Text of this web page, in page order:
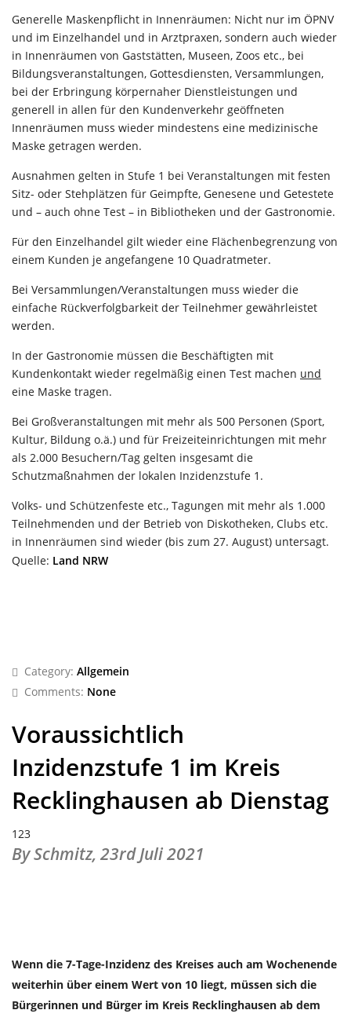
Generelle Maskenpflicht in Innenräumen: Nicht nur im ÖPNV
und im Einzelhandel und in Arztpraxen, sondern auch wieder
in Innenräumen von Gaststätten, Museen, Zoos etc., bei
Bildungsveranstaltungen, Gottesdiensten, Versammlungen,
bei der Erbringung körpernaher Dienstleistungen und
generell in allen für den Kundenverkehr geöffneten
Innenräumen muss wieder mindestens eine medizinische
Maske getragen werden.
Ausnahmen gelten in Stufe 1 bei Veranstaltungen mit festen
Sitz- oder Stehplätzen für Geimpfte, Genesene und Getestete
und – auch ohne Test – in Bibliotheken und der Gastronomie.
Für den Einzelhandel gilt wieder eine Flächenbegrenzung von
einem Kunden je angefangene 10 Quadratmeter.
Bei Versammlungen/Veranstaltungen muss wieder die
einfache Rückverfolgbarkeit der Teilnehmer gewährleistet
werden.
In der Gastronomie müssen die Beschäftigten mit
Kundenkontakt wieder regelmäßig einen Test machen und
eine Maske tragen.
Bei Großveranstaltungen mit mehr als 500 Personen (Sport,
Kultur, Bildung o.ä.) und für Freizeiteinrichtungen mit mehr
als 2.000 Besuchern/Tag gelten insgesamt die
Schutzmaßnahmen der lokalen Inzidenzstufe 1.
Volks- und Schützenfeste etc., Tagungen mit mehr als 1.000
Teilnehmenden und der Betrieb von Diskotheken, Clubs etc.
in Innenräumen sind wieder (bis zum 27. August) untersagt.
Quelle: Land NRW
Category: Allgemein
Comments: None
Voraussichtlich
Inzidenzstufe 1 im Kreis
Recklinghausen ab Dienstag
123
By Schmitz, 23rd Juli 2021
Wenn die 7-Tage-Inzidenz des Kreises auch am Wochenende
weiterhin über einem Wert von 10 liegt, müssen sich die
Bürgerinnen und Bürger im Kreis Recklinghausen ab dem